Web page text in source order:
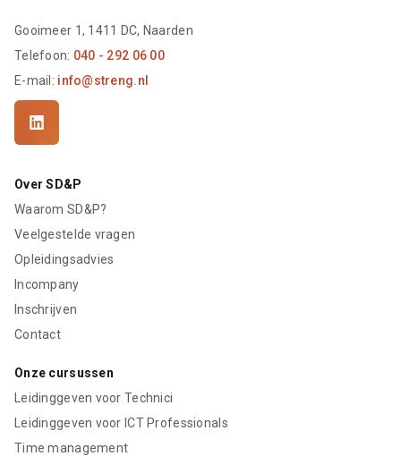
Gooimeer 1, 1411 DC, Naarden
Telefoon: 040 - 292 06 00
E-mail: info@streng.nl
Over SD&P
Waarom SD&P?
Veelgestelde vragen
Opleidingsadvies
Incompany
Inschrijven
Contact
Onze cursussen
Leidinggeven voor Technici
Leidinggeven voor ICT Professionals
Time management